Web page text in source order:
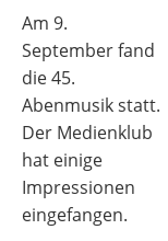
Am 9.
September fand
die 45.
Abenmusik statt.
Der Medienklub
hat einige
Impressionen
eingefangen.